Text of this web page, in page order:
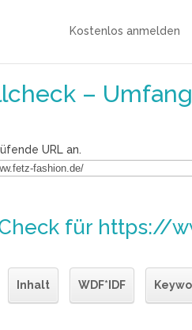
Kostenlos anmelden
–
URL an.
für https://
Inhalt WDF*IDF